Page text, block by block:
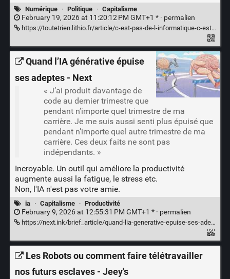
Numérique · Politique · Capitalisme
February 19, 2026 at 11:20:12 PM GMT+1 * · permalien
https://toutetrien.lithio.fr/article/c-est-pas-de-l-informatique-c-est-de-la-politique/
Quand l’IA générative épuise
ses adeptes - Next
« J’ai produit davantage de
code au dernier trimestre que
pendant n’importe quel trimestre de ma
carrière. Je me suis aussi senti plus épuisé que
pendant n’importe quel autre trimestre de ma
carrière. Ces deux faits ne sont pas
indépendants. »
Incroyable. Un outil qui améliore la productivité
augmente aussi la fatigue, le stress etc.
Non, l'IA n'est pas votre amie.
ia · Capitalisme · Productivité
February 9, 2026 at 12:55:31 PM GMT+1 * · permalien
https://next.ink/brief_article/quand-lia-generative-epuise-ses-adeptes/
Les Robots ou comment faire télétravailler
nos futurs esclaves - Jeey's